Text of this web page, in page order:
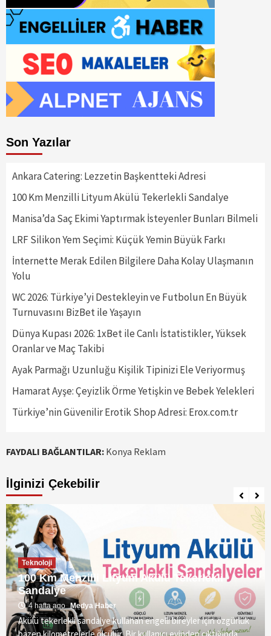
Son Yazılar
Ankara Catering: Lezzetin Başkentteki Adresi
100 Km Menzilli Lityum Akülü Tekerlekli Sandalye
Manisa’da Saç Ekimi Yaptırmak İsteyenler Bunları Bilmeli
LRF Silikon Yem Seçimi: Küçük Yemin Büyük Farkı
İnternette Merak Edilen Bilgilere Daha Kolay Ulaşmanın
Yolu
WC 2026: Türkiye’yi Destekleyin ve Futbolun En Büyük
Turnuvasını BizBet ile Yaşayın
Dünya Kupası 2026: 1xBet ile Canlı İstatistikler, Yüksek
Oranlar ve Maç Takibi
Ayak Parmağı Uzunluğu Kişilik Tipinizi Ele Veriyormuş
Hamarat Ayşe: Çeyizlik Örme Yetişkin ve Bebek Yelekleri
Türkiye’nin Güvenilir Erotik Shop Adresi: Erox.com.tr
FAYDALI BAĞLANTILAR: Konya Reklam
İlginizi Çekebilir
Teknoloji
100 Km Menzilli Lityum Akülü Tekerlekli
Sandalye
4 hafta ago Medya Haber
Akülü tekerlekli sandalye kullanan engelli bireyler için özgürlük